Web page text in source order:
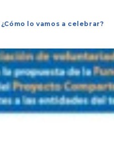
¿Cómo lo vamos a celebrar?